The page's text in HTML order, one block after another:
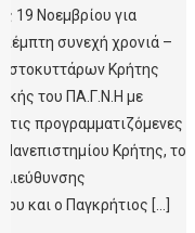
19 Νοεμβρίου για
πέμπτη συνεχή χρονιά –
Κρήτης
του ΠΑ.Γ.Ν.Η με
προγραμματιζόμενες
Πανεπιστημίου Κρήτης, τo
και ο Παγκρήτιος […]